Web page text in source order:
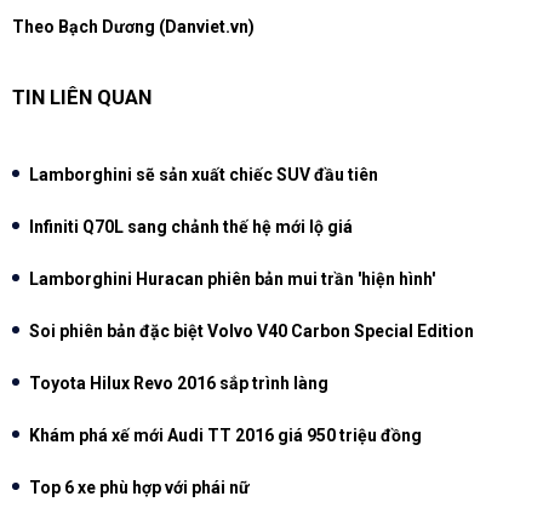
Theo Bạch Dương (Danviet.vn)
TIN LIÊN QUAN
Lamborghini sẽ sản xuất chiếc SUV đầu tiên
Infiniti Q70L sang chảnh thế hệ mới lộ giá
Lamborghini Huracan phiên bản mui trần 'hiện hình'
Soi phiên bản đặc biệt Volvo V40 Carbon Special Edition
Toyota Hilux Revo 2016 sắp trình làng
Khám phá xế mới Audi TT 2016 giá 950 triệu đồng
Top 6 xe phù hợp với phái nữ